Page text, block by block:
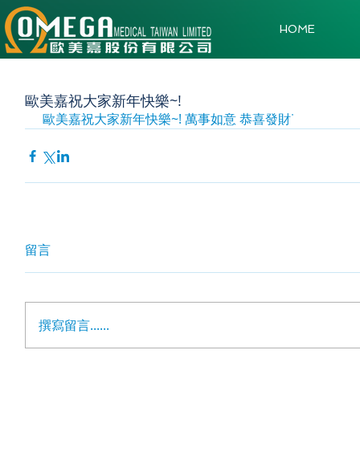
HOME
歐美嘉祝大家新年快樂~!
歐美嘉祝大家新年快樂~! 萬事如意 恭喜發財˙
留言
撰寫留言......